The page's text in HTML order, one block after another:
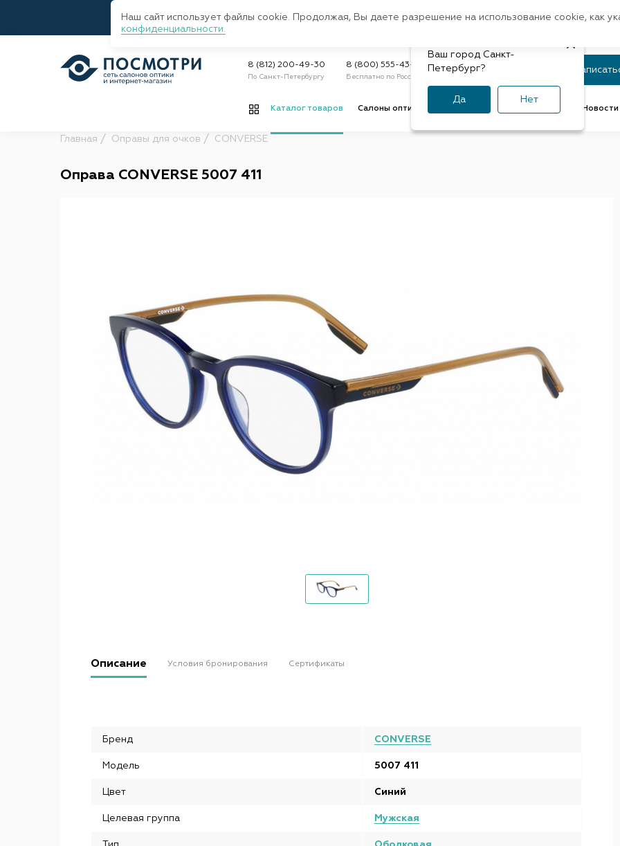
Регион:Санкт-Петербург Быстрая
8 (812) 200-49-30
По Санкт-Петербургу
8 (800) 555-43-47
Бесплатно по России
Статус заказа
Каталог товаров Салоны оптики Новости
Главная Оправы для очков CONVERSE
Оправа CONVERSE 5007 411
Описание Условия бронирования Сертификаты
Бренд CONVERSE
Модель 5007 411
Цвет Синий
Целевая группа Мужская
Ваш город Санкт-
Петербург?
Да Нет
Наш сайт использует файлы cookie. Продолжая, Вы даете разрешение на использование cookie, как
конфиденциальности.